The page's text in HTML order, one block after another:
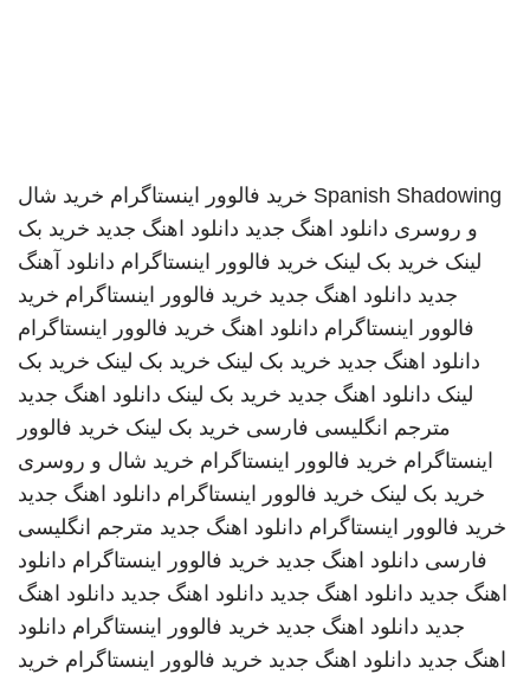
Spanish Shadowing خرید فالوور اینستاگرام خرید شال
و روسری دانلود اهنگ جدید دانلود اهنگ جدید خرید بک
لینک خرید بک لینک خرید فالوور اینستاگرام دانلود آهنگ
جدید دانلود اهنگ جدید خرید فالوور اینستاگرام خرید
فالوور اینستاگرام دانلود اهنگ خرید فالوور اینستاگرام
دانلود اهنگ جدید خرید بک لینک خرید بک لینک خرید بک
لینک دانلود اهنگ جدید خرید بک لینک دانلود اهنگ جدید
مترجم انگلیسی فارسی خرید بک لینک خرید فالوور
اینستاگرام خرید فالوور اینستاگرام خرید شال و روسری
خرید بک لینک خرید فالوور اینستاگرام دانلود اهنگ جدید
خرید فالوور اینستاگرام دانلود اهنگ جدید مترجم انگلیسی
فارسی دانلود اهنگ جدید خرید فالوور اینستاگرام دانلود
اهنگ جدید دانلود اهنگ جدید دانلود اهنگ جدید دانلود اهنگ
جدید دانلود اهنگ جدید خرید فالوور اینستاگرام دانلود
اهنگ جدید دانلود اهنگ جدید خرید فالوور اینستاگرام خرید